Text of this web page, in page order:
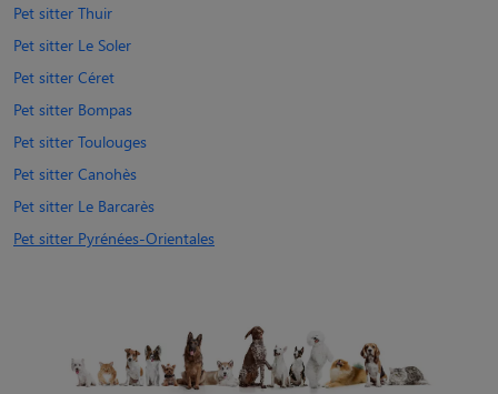
Pet sitter Thuir
Pet sitter Le Soler
Pet sitter Céret
Pet sitter Bompas
Pet sitter Toulouges
Pet sitter Canohès
Pet sitter Le Barcarès
Pet sitter Pyrénées-Orientales